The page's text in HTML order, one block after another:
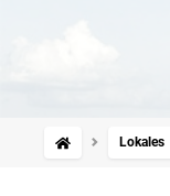
Lokales